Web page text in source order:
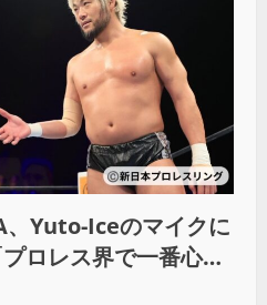
、Yuto-Iceのマイクに
ロレス界で一番心に